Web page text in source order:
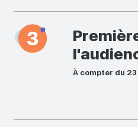
À compter du